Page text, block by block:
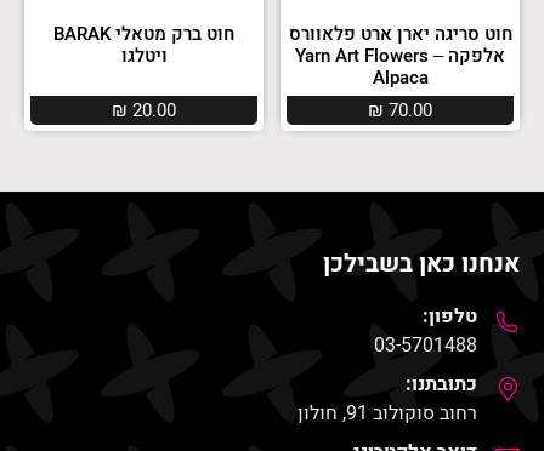
חוט סריגה יארן ארט פלאוורס
אלפקה – Yarn Art Flowers
Alpaca
₪ 70.00
חוט ברק מטאלי BARAK
ויטלגו
₪ 20.00
אנחנו כאן בשבילכן
טלפון:
03-5701488
כתובתנו:
רחוב סוקולוב 91, חולון